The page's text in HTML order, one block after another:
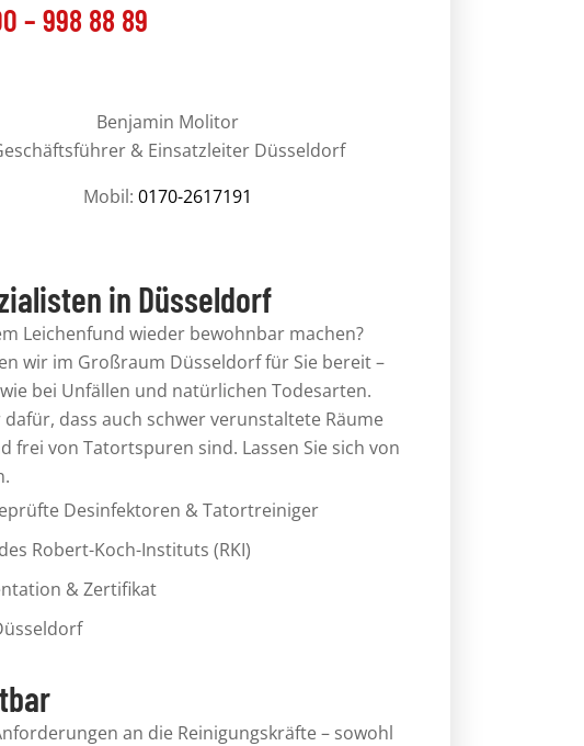
– 998 88 89
Benjamin Molitor
& Einsatzleiter Düsseldorf
Mobil:0170-2617191
in Düsseldorf
Leichenfund wieder bewohnbar machen?
wir im Großraum Düsseldorf für Sie bereit –
bei Unfällen und natürlichen Todesarten.
dass auch schwer verunstaltete Räume
frei von Tatortspuren sind. Lassen Sie sich von
Desinfektoren & Tatortreiniger
Robert-Koch-Instituts (RKI)
&Zertifikat
an die Reinigungskräfte – sowohl